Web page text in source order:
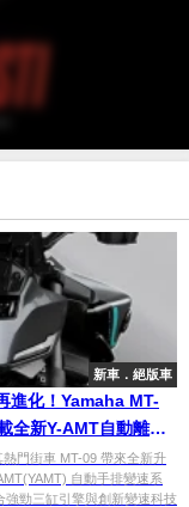
新車．絕版車
進化！Yamaha MT-
全新Y-AMT自動離合
熱門街車 MT-09 帶來全新升
自動手排變速系
強勁三缸引擎與創新變速科技